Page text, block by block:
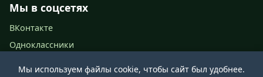
Мы используем файлы cookie, чтобы сайт был удобнее.
Мы в соцсетях
ВКонтакте
Одноклассники